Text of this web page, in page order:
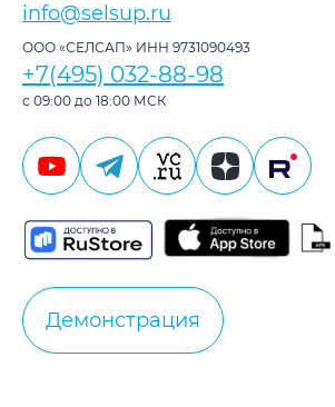
info@selsup.ru
ООО «СЕЛСАП» ИНН 9731090493
+7(495) 032-88-98
с 09:00 до 18:00 МСК
Демонстрация